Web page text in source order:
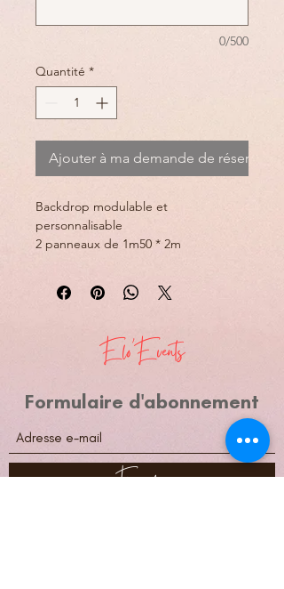
0/500
Quantité *
Ajouter à ma demande de réservation
Backdrop modulable et
personnalisable
2 panneaux de 1m50 * 2m
Personnalisation sur devis
Elo'Events
Formulaire d'abonnement
Envoyer